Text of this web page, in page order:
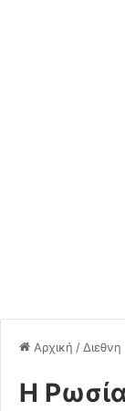
Αρχική / Διεθνη
Η Ρωσία